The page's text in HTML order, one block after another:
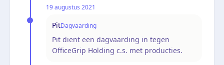
19 augustus 2021
PitDagvaarding
Pit dient een dagvaarding in tegen
OfficeGrip Holding c.s. met producties.